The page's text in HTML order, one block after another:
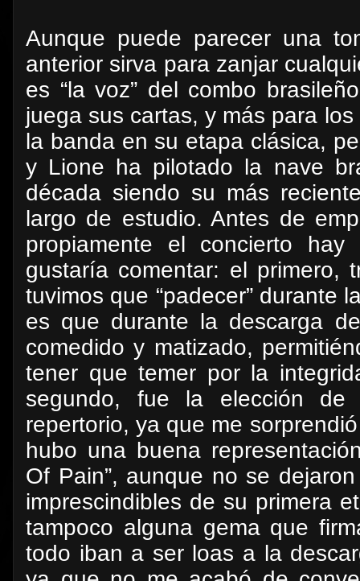
Aunque puede parecer una
anterior sirva para zanjar
es “la voz” del combo
juega sus cartas, y más para
la banda en su etapa clásica,
y Lione ha pilotado la nave
década siendo su más
largo de estudio. Antes de
propiamente el concierto
gustaría comentar: el primero,
tuvimos que “padecer” durante
es que durante la descarga
comedido y matizado,
tener que temer por la
segundo, fue la elección de
repertorio, ya que me
hubo una buena
Of Pain”, aunque no se
imprescindibles de su primera
tampoco alguna gema que
todo iban a ser loas a la